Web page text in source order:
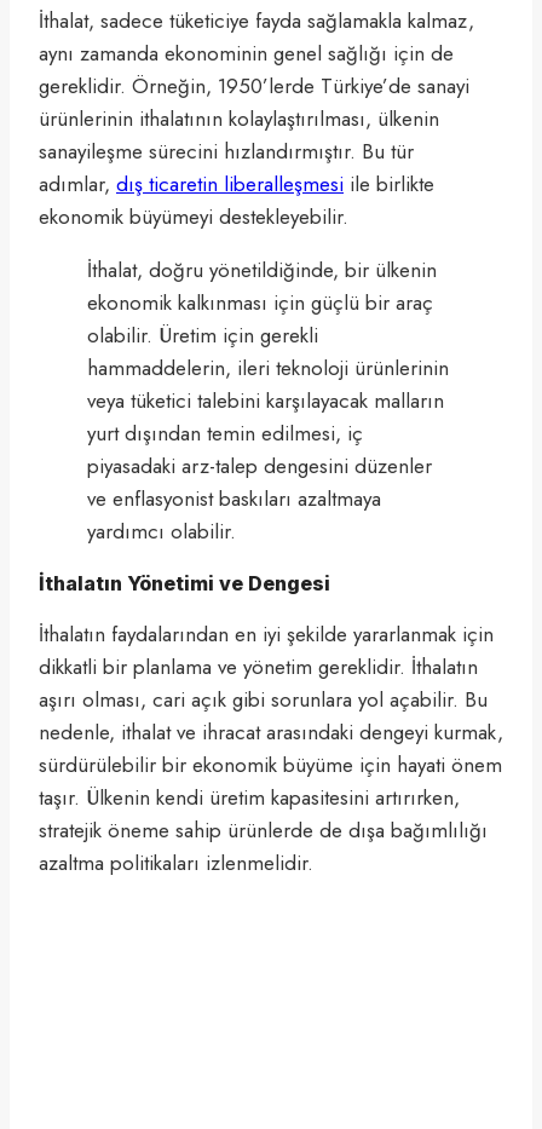
İthalat, sadece tüketiciye fayda sağlamakla kalmaz,
aynı zamanda ekonominin genel sağlığı için de
gereklidir. Örneğin, 1950’lerde Türkiye’de sanayi
ürünlerinin ithalatının kolaylaştırılması, ülkenin
sanayileşme sürecini hızlandırmıştır. Bu tür
adımlar, dış ticaretin liberalleşmesi ile birlikte
ekonomik büyümeyi destekleyebilir.
İthalat, doğru yönetildiğinde, bir ülkenin
ekonomik kalkınması için güçlü bir araç
olabilir. Üretim için gerekli
hammaddelerin, ileri teknoloji ürünlerinin
veya tüketici talebini karşılayacak malların
yurt dışından temin edilmesi, iç
piyasadaki arz-talep dengesini düzenler
ve enflasyonist baskıları azaltmaya
yardımcı olabilir.
İthalatın Yönetimi ve Dengesi
İthalatın faydalarından en iyi şekilde yararlanmak için
dikkatli bir planlama ve yönetim gereklidir. İthalatın
aşırı olması, cari açık gibi sorunlara yol açabilir. Bu
nedenle, ithalat ve ihracat arasındaki dengeyi kurmak,
sürdürülebilir bir ekonomik büyüme için hayati önem
taşır. Ülkenin kendi üretim kapasitesini artırırken,
stratejik öneme sahip ürünlerde de dışa bağımlılığı
azaltma politikaları izlenmelidir.